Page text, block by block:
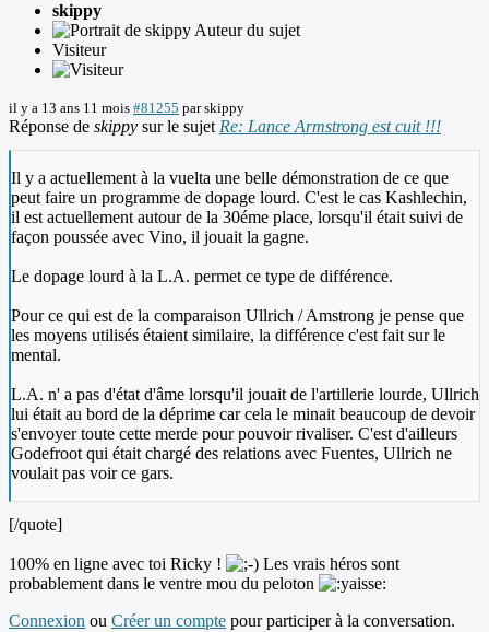
skippy
Auteur du sujet
Visiteur
il y a 13 ans 11 mois #81255 parskippy
Réponse de skippy sur le sujet Re: Lance Armstrong est cuit !!!
Il y a actuellement à la vuelta une belle démonstration de ce que
peut faire un programme de dopage lourd. C'est le cas Kashlechin,
il est actuellement autour de la 30éme place, lorsqu'il était suivi de
façon poussée avec Vino, il jouait la gagne.
Le dopage lourd à la L.A. permet ce type de différence.
Pour ce qui est de la comparaison Ullrich / Amstrong je pense que
les moyens utilisés étaient similaire, la différence c'est fait sur le
mental.
L.A. n' a pas d'état d'âme lorsqu'il jouait de l'artillerie lourde, Ullrich
lui était au bord de la déprime car cela le minait beaucoup de devoir
s'envoyer toute cette merde pour pouvoir rivaliser. C'est d'ailleurs
Godefroot qui était chargé des relations avec Fuentes, Ullrich ne
voulait pas voir ce gars.
[/quote]
100% en ligne avec toi Ricky !
Les vrais héros sont
probablement dans le ventre mou du peloton
Connexion ou Créer un compte pour participer à la conversation.